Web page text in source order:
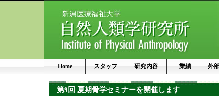
Home スタッフ 研究内容 業績 外
第9回 夏期骨学セミナーを開催します